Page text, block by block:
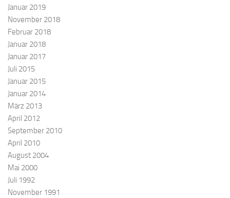
Januar 2019
November 2018
Februar 2018
Januar 2018
Januar 2017
Juli 2015
Januar 2015
Januar 2014
März 2013
April 2012
September 2010
April 2010
August 2004
Mai 2000
Juli 1992
November 1991